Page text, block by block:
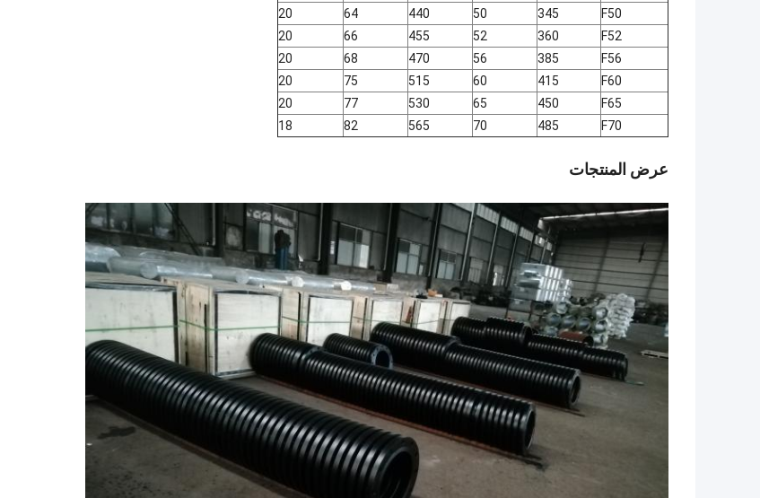
F50
345
50
440
64
20
F52
360
52
455
66
20
F56
385
56
470
68
20
F60
415
60
515
75
20
F65
450
65
530
77
20
F70
485
70
565
82
18
عرض المنتجات